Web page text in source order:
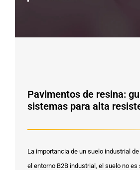
Pavimentos de resina:
sistemas para alta
La importancia de un suelo industrial
el entorno B2B industrial, el suelo no es